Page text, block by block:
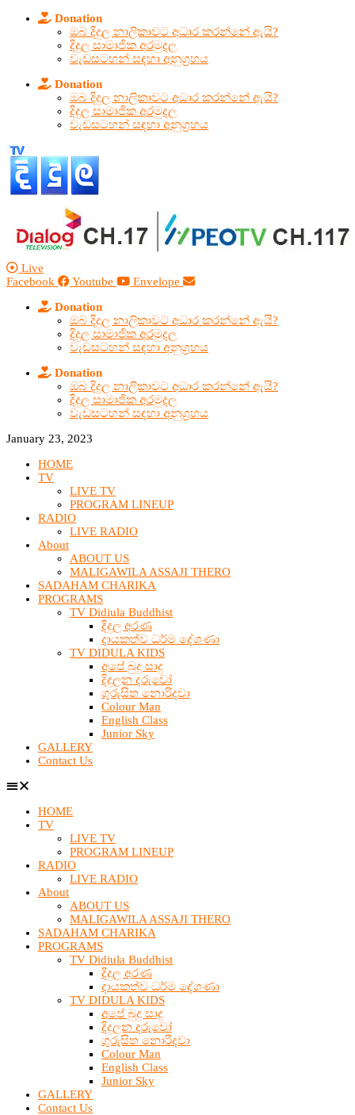
Donation
ඔබ දිදුල නාලිකාවට අධාර කරන්නේ ඇයි?
දිදුල සාමාජික අරමුදල
වැඩසටහන් සඳහා අනුග්‍රහය
Donation
ඔබ දිදුල නාලිකාවට අධාර කරන්නේ ඇයි?
දිදුල සාමාජික අරමුදල
වැඩසටහන් සඳහා අනුග්‍රහය
Live
Facebook
Youtube Envelope
Donation
ඔබ දිදුල නාලිකාවට අධාර කරන්නේ ඇයි?
දිදුල සාමාජික අරමුදල
වැඩසටහන් සඳහා අනුග්‍රහය
Donation
ඔබ දිදුල නාලිකාවට අධාර කරන්නේ ඇයි?
දිදුල සාමාජික අරමුදල
වැඩසටහන් සඳහා අනුග්‍රහය
January 23, 2023
HOME
TV
LIVE TV
PROGRAM LINEUP
RADIO
LIVE RADIO
About
ABOUT US
MALIGAWILA ASSAJI THERO
SADAHAM CHARIKA
PROGRAMS
TV Didiula Buddhist
දිදුල අරණ
දායකත්ව ධර්ම දේශණා
TV DIDULA KIDS
අපේ බුදු සාදු
දිදුලන දරුවෝ
ගුරුසිත නොරිදවා
Colour Man
English Class
Junior Sky
GALLERY
Contact Us
HOME
TV
LIVE TV
PROGRAM LINEUP
RADIO
LIVE RADIO
About
ABOUT US
MALIGAWILA ASSAJI THERO
SADAHAM CHARIKA
PROGRAMS
TV Didiula Buddhist
දිදුල අරණ
දායකත්ව ධර්ම දේශණා
TV DIDULA KIDS
අපේ බුදු සාදු
දිදුලන දරුවෝ
ගුරුසිත නොරිදවා
Colour Man
English Class
Junior Sky
GALLERY
Contact Us